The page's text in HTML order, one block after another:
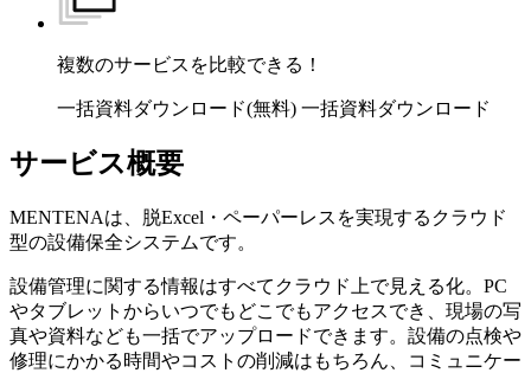
複数のサービスを比較できる！
一括資料ダウンロード(無料) 一括資料ダウンロード
サービス概要
MENTENAは、脱Excel・ペーパーレスを実現するクラウド
型の設備保全システムです。
設備管理に関する情報はすべてクラウド上で見える化。PC
やタブレットからいつでもどこでもアクセスでき、現場の写
真や資料なども一括でアップロードできます。設備の点検や
修理にかかる時間やコストの削減はもちろん、コミュニケー